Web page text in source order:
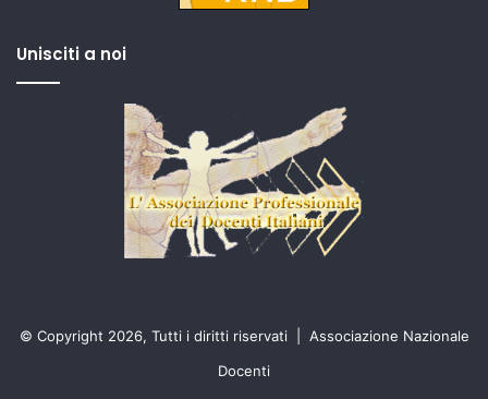
Unisciti a noi
© Copyright 2026, Tutti i diritti riservati | Associazione Nazionale
Docenti